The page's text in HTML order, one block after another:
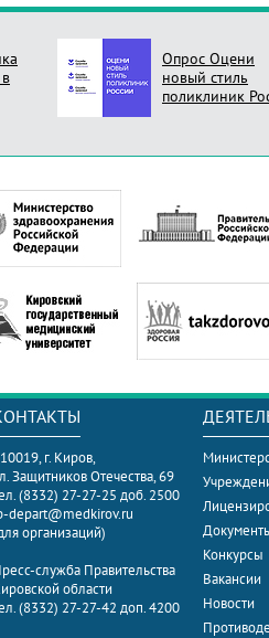
Опрос Оцени
новый стиль
поликлиник
г. Киров,
Защитников Отечества, 69
(8332) 27-27-25 доб. 2500
depart@medkirov.ru
организаций)
служба Правительства
области
(8332) 27-27-42 доп. 4200
Конкурсы
Вакансии
Новости